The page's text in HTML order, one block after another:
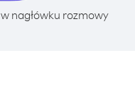
nagłówku rozmowy